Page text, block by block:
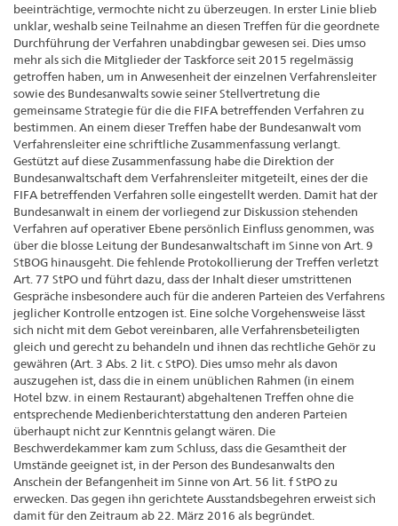
beeinträchtige, vermochte nicht zu überzeugen. In erster Linie blieb
unklar, weshalb seine Teilnahme an diesen Treffen für die geordnete
Durchführung der Verfahren unabdingbar gewesen sei. Dies umso
mehr als sich die Mitglieder der Taskforce seit 2015 regelmässig
getroffen haben, um in Anwesenheit der einzelnen Verfahrensleiter
sowie des Bundesanwalts sowie seiner Stellvertretung die
gemeinsame Strategie für die die FIFA betreffenden Verfahren zu
bestimmen. An einem dieser Treffen habe der Bundesanwalt vom
Verfahrensleiter eine schriftliche Zusammenfassung verlangt.
Gestützt auf diese Zusammenfassung habe die Direktion der
Bundesanwaltschaft dem Verfahrensleiter mitgeteilt, eines der die
FIFA betreffenden Verfahren solle eingestellt werden. Damit hat der
Bundesanwalt in einem der vorliegend zur Diskussion stehenden
Verfahren auf operativer Ebene persönlich Einfluss genommen, was
über die blosse Leitung der Bundesanwaltschaft im Sinne von Art. 9
StBOG hinausgeht. Die fehlende Protokollierung der Treffen verletzt
Art. 77 StPO und führt dazu, dass der Inhalt dieser umstrittenen
Gespräche insbesondere auch für die anderen Parteien des Verfahrens
jeglicher Kontrolle entzogen ist. Eine solche Vorgehensweise lässt
sich nicht mit dem Gebot vereinbaren, alle Verfahrens­beteiligten
gleich und gerecht zu behandeln und ihnen das rechtliche Gehör zu
gewähren (Art. 3 Abs. 2 lit. c StPO). Dies umso mehr als davon
auszugehen ist, dass die in einem unüblichen Rahmen (in einem
Hotel bzw. in einem Restaurant) abgehaltenen Treffen ohne die
entsprechende Medienberichterstattung den anderen Parteien
überhaupt nicht zur Kenntnis gelangt wären. Die
Beschwerdekammer kam zum Schluss, dass die Gesamtheit der
Umstände geeignet ist, in der Person des Bundesanwalts den
Anschein der Befangenheit im Sinne von Art. 56 lit. f StPO zu
erwecken. Das gegen ihn gerichtete Ausstandsbegehren erweist sich
damit für den Zeitraum ab 22. März 2016 als begründet.